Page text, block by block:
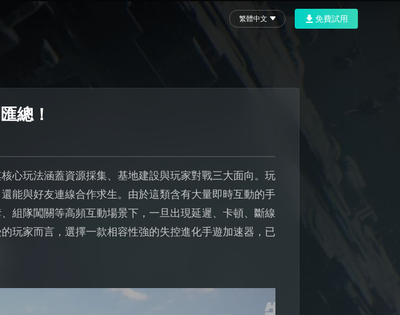
繁體中文 免費試用
總！
心玩法涵蓋資源採集、基地建設與玩家對戰三大面向。玩
能與好友連線合作求生。由於這類含有大量即時互動的手
組隊闖關等高頻互動場景下，一旦出現延遲、卡頓、斷線
玩家而言，選擇一款相容性強的失控進化手遊加速器，已